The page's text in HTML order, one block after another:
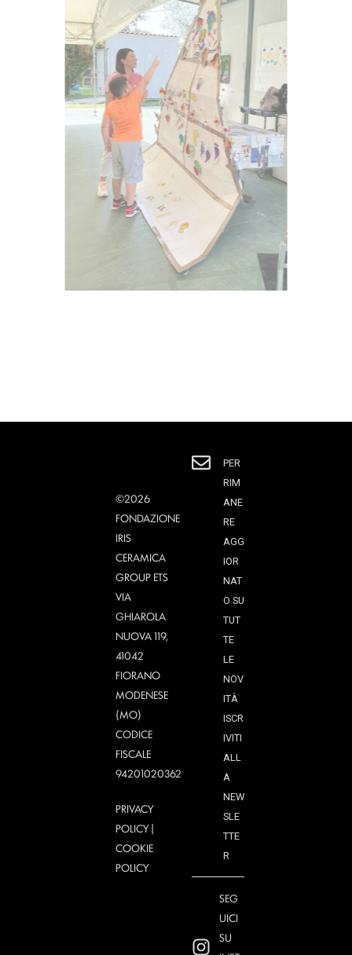
©2026
FONDAZIONE
IRIS
CERAMICA
GROUP ETS
VIA
GHIAROLA
NUOVA 119,
41042
FIORANO
MODENESE
(MO)
CODICE
FISCALE
94201020362
PRIVACY
POLICY|
COOKIE
POLICY
PER
RIM
ANE
RE
AGG
IOR
NAT
O SU
TUT
TE
LE
NOV
ITÀ
ISCR
IVITI
ALL
A
NEW
SLE
TTE
R
SEG
UICI
SU